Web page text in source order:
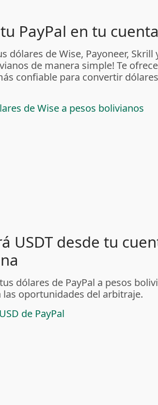
PayPal en tu
dólares de Wise, Payoneer,
de manera simple! Te
confiable para convertir
de Wise a pesos bolivianos
USDT desde tu
dólares de PayPal a pesos
las oportunidades del arbitraje.
de PayPal